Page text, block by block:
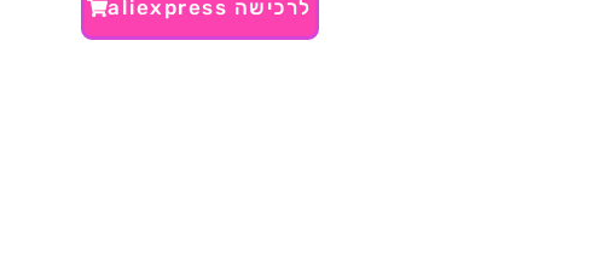
לרכישה aliexpress